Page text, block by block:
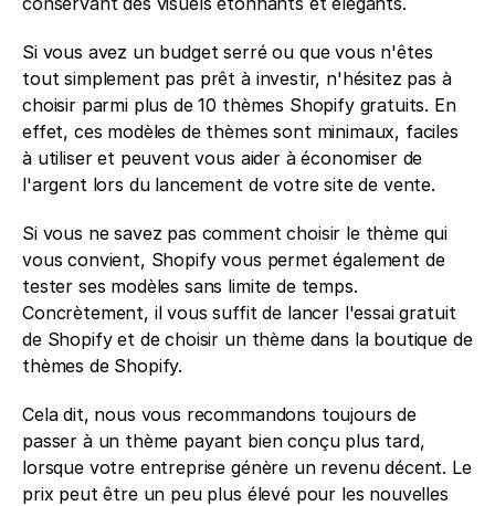
Si vous avez un budget serré ou que vous n'êtes
tout simplement pas prêt à investir, n'hésitez pas à
choisir parmi plus de 10 thèmes Shopify gratuits. En
effet, ces modèles de thèmes sont minimaux, faciles
à utiliser et peuvent vous aider à économiser de
l'argent lors du lancement de votre site de vente.
Si vous ne savez pas comment choisir le thème qui
vous convient, Shopify vous permet également de
tester ses modèles sans limite de temps.
Concrètement, il vous suffit de lancer l'essai gratuit
de Shopify et de choisir un thème dans la boutique de
thèmes de Shopify.
Cela dit, nous vous recommandons toujours de
passer à un thème payant bien conçu plus tard,
lorsque votre entreprise génère un revenu décent. Le
prix peut être un peu plus élevé pour les nouvelles